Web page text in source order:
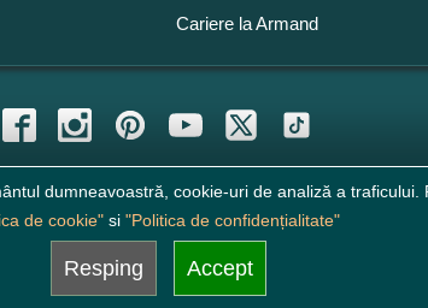
Cariere la Armand
dumneavoastră, cookie-uri de analiză a
de cookie"si "Politica de confidențialitate"
Resping Accept